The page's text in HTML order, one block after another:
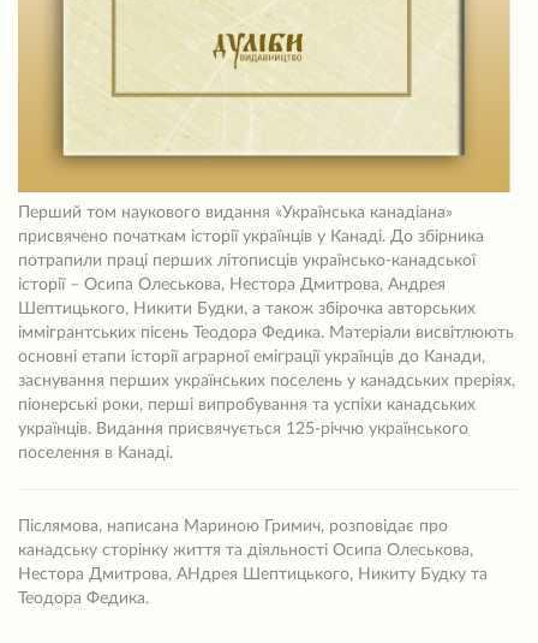
Перший том наукового видання «Українська канадіана»
присвячено початкам історії українців у Канаді. До збірника
потрапили праці перших літописців українсько-канадської
історії – Осипа Олеськова, Нестора Дмитрова, Андрея
Шептицького, Никити Будки, а також збірочка авторських
іммігрантських пісень Теодора Федика. Матеріали висвітлюють
основні етапи історії аграрної еміграції українців до Канади,
заснування перших українських поселень у канадських преріях,
піонерські роки, перші випробування та успіхи канадських
українців. Видання присвячується 125-річчю українського
поселення в Канаді.
Післямова, написана Мариною Гримич, розповідає про
канадську сторінку життя та діяльності Осипа Олеськова,
Нестора Дмитрова, АНдрея Шептицького, Никиту Будку та
Теодора Федика.